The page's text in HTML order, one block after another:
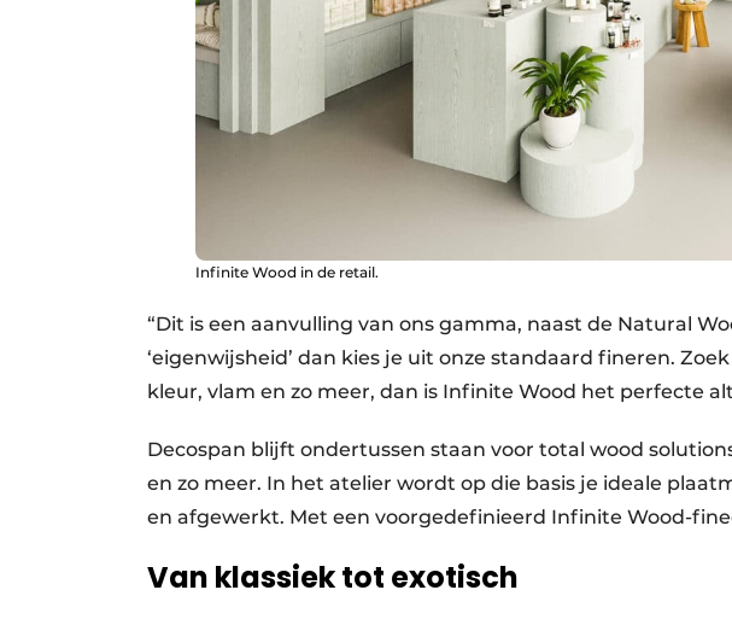
Infinite Wood in de retail.
“Dit is een aanvulling van ons gamma, naast de Natural
‘eigenwijsheid’ dan kies je uit onze standaard fineren.
kleur, vlam en zo meer, dan is Infinite Wood het perfecte
Decospan blijft ondertussen staan voor total wood
en zo meer. In het atelier wordt op die basis je ideale
en afgewerkt. Met een voorgedefinieerd Infinite Wood-
Van klassiek tot exotisch